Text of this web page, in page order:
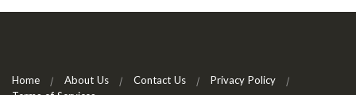
Home About Us Contact Us
Privacy Policy